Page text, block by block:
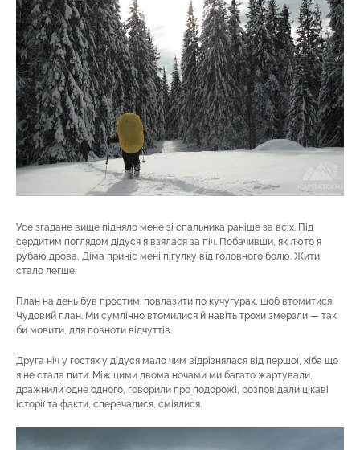
Усе згадане вище підняло мене зі спальника раніше за всіх. Під
сердитим поглядом дідуся я взялася за піч. Побачивши, як люто я
рубаю дрова, Діма приніс мені пігулку від головного болю. Жити
стало легше.
План на день був простим: повлазити по кучугурах, щоб втомитися.
Чудовий план. Ми сумлінно втомилися й навіть трохи змерзли — так
би мовити, для повноти відчуттів.
Друга ніч у гостях у дідуся мало чим відрізнялася від першої, хіба що
я не стала пити. Між цими двома ночами ми багато жартували,
дражнили одне одного, говорили про подорожі, розповідали цікаві
історії та факти, сперечалися, сміялися.